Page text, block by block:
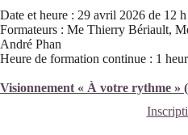
Date et heure : 29 avril 2026 de 12
Formateurs : Me Thierry Bériault,
André Phan
Heure de formation continue : 1
Visionnement « À votre rythme »